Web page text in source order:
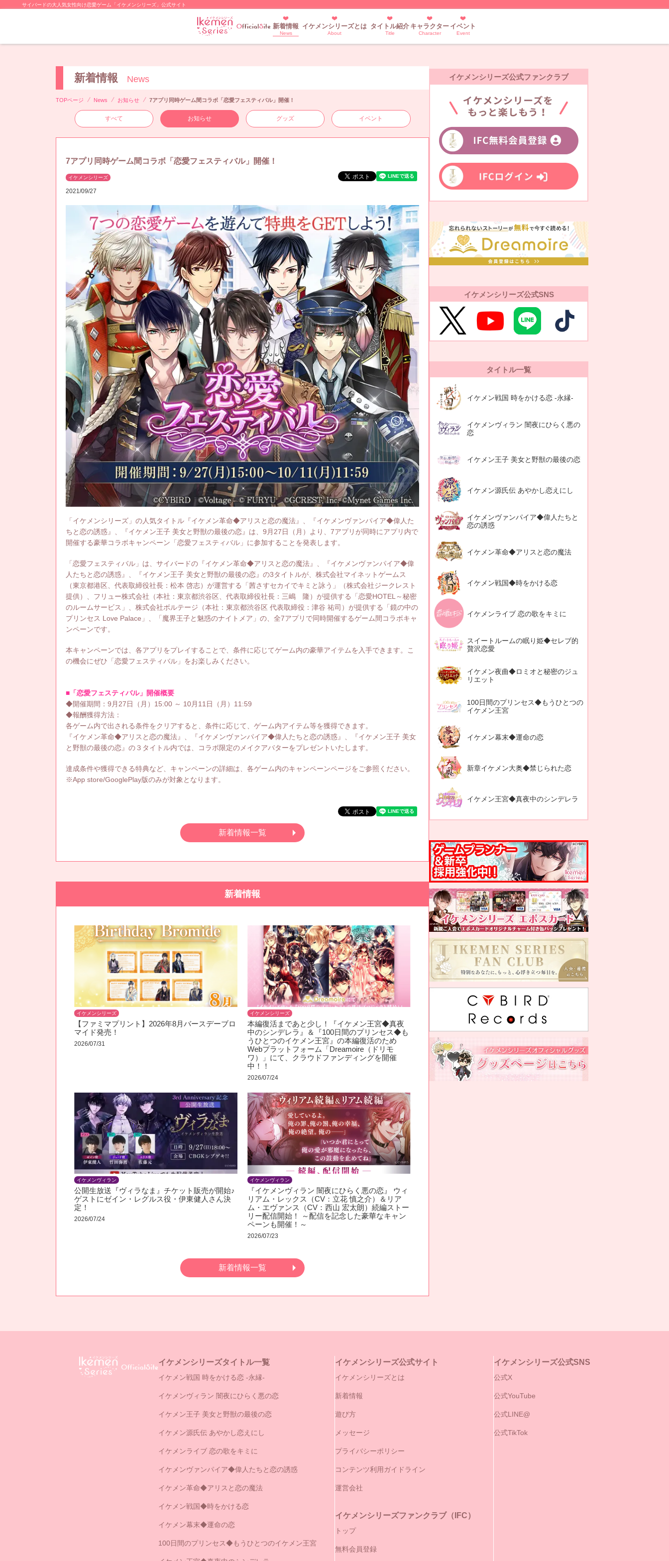
サイバードの大人気女性向け恋愛ゲーム「イケメンシリーズ」公式サイト
新着情報
News
イケメンシリーズとは
About
タイトル紹介
Title
キャラクター
Character
イベント
Event
新着情報 News
TOPページ News お知らせ 7アプリ同時ゲーム間コラボ「恋愛フェスティバル」開催！
すべて お知らせ グッズ イベント
7アプリ同時ゲーム間コラボ「恋愛フェスティバル」開催！
イケメンシリーズ
2021/09/27
「イケメンシリーズ」の人気タイトル『イケメン革命◆アリスと恋の魔法』、『イケメンヴァンパイア◆偉人た
ちと恋の誘惑』、『イケメン王子 美女と野獣の最後の恋』は、9月27日（月）より、7アプリが同時にアプリ内で
開催する豪華コラボキャンペーン「恋愛フェスティバル」に参加することを発表します。
「恋愛フェスティバル」は、サイバードの『イケメン革命◆アリスと恋の魔法』、『イケメンヴァンパイア◆偉
人たちと恋の誘惑』、『イケメン王子 美女と野獣の最後の恋』の3タイトルが、株式会社マイネットゲームス
（東京都港区、代表取締役社長：松本 啓志）が運営する「茜さすセカイでキミと詠う」（株式会社ジークレスト
提供）、フリュー株式会社（本社：東京都渋谷区、代表取締役社長：三嶋 隆）が提供する「恋愛HOTEL～秘密
のルームサービス」、株式会社ボルテージ（本社：東京都渋谷区 代表取締役：津谷 祐司）が提供する「鏡の中の
プリンセス Love Palace」、「魔界王子と魅惑のナイトメア」の、全7アプリで同時開催するゲーム間コラボキャ
ンペーンです。
本キャンペーンでは、各アプリをプレイすることで、条件に応じてゲーム内の豪華アイテムを入手できます。こ
の機会にぜひ「恋愛フェスティバル」をお楽しみください。
■「恋愛フェスティバル」開催概要
◆開催期間：9月27日（月）15:00 ～ 10月11日（月）11:59
◆報酬獲得方法：
各ゲーム内で出される条件をクリアすると、条件に応じて、ゲーム内アイテム等を獲得できます。
『イケメン革命◆アリスと恋の魔法』、『イケメンヴァンパイア◆偉人たちと恋の誘惑』、『イケメン王子 美女
と野獣の最後の恋』の３タイトル内では、コラボ限定のメイクアバターをプレゼントいたします。
達成条件や獲得できる特典など、キャンペーンの詳細は、各ゲーム内のキャンペーンページをご参照ください。
※App store/GooglePlay版のみが対象となります。
新着情報一覧
新着情報
イケメンシリーズ
【ファミマプリント】2026年8月バースデーブロ
マイド発売！
2026/07/31
イケメンシリーズ
本編復活まであと少し！『イケメン王宮◆真夜
中のシンデレラ』＆『100日間のプリンセス◆も
うひとつのイケメン王宮』の本編復活のため
Webプラットフォーム「Dreamoire（ドリモ
ワ）」にて、クラウドファンディングを開催
中！！
2026/07/24
イケメンヴィラン
公開生放送『ヴィラなま』チケット販売が開始♪
ゲストにゼイン・レグルス役・伊東健人さん決
定！
2026/07/24
イケメンヴィラン
『イケメンヴィラン 闇夜にひらく悪の恋』 ウィ
リアム・レックス（CV：立花 慎之介）＆リア
ム・エヴァンス（CV：西山 宏太朗）続編ストー
リー配信開始！ ～配信を記念した豪華なキャン
ペーンも開催！～
2026/07/23
新着情報一覧
イケメンシリーズ公式ファンクラブ
イケメンシリーズ公式SNS
タイトル一覧
イケメン戦国 時をかける恋 -永縁-
イケメンヴィラン 闇夜にひらく悪の
恋
イケメン王子 美女と野獣の最後の恋
イケメン源氏伝 あやかし恋えにし
イケメンヴァンパイア◆偉人たちと
恋の誘惑
イケメン革命◆アリスと恋の魔法
イケメン戦国◆時をかける恋
イケメンライブ 恋の歌をキミに
スイートルームの眠り姫◆セレブ的
贅沢恋愛
イケメン夜曲◆ロミオと秘密のジュ
リエット
100日間のプリンセス◆もうひとつの
イケメン王宮
イケメン幕末◆運命の恋
新章イケメン大奥◆禁じられた恋
イケメン王宮◆真夜中のシンデレラ
イケメンシリーズタイトル一覧
イケメン戦国 時をかける恋 -永縁-
イケメンヴィラン 闇夜にひらく悪の恋
イケメン王子 美女と野獣の最後の恋
イケメン源氏伝 あやかし恋えにし
イケメンライブ 恋の歌をキミに
イケメンヴァンパイア◆偉人たちと恋の誘惑
イケメン革命◆アリスと恋の魔法
イケメン戦国◆時をかける恋
イケメン幕末◆運命の恋
100日間のプリンセス◆もうひとつのイケメン王宮
イケメンシリーズ公式サイト
イケメンシリーズとは
新着情報
遊び方
メッセージ
プライバシーポリシー
コンテンツ利用ガイドライン
運営会社
イケメンシリーズファンクラブ（IFC）
トップ
無料会員登録
イケメンシリーズ公式SNS
公式X
公式YouTube
公式LINE@
公式TikTok